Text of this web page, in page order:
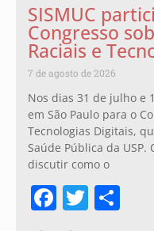
SISMUC
Congresso
Raciais e
7 de agosto de 2026
Nos dias 31 de julho e
em São Paulo para o
Tecnologias Digitais,
Saúde Pública da
discutir como o
Facebook
Twitter